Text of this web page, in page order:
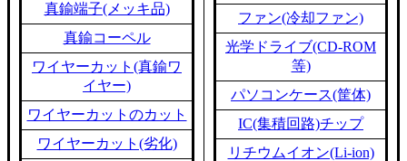
真鍮端子(メッキ品)
真鍮コーペル
ワイヤーカット(真鍮ワ
イヤー)
ワイヤーカットのカット
ワイヤーカット(劣化)
ファン(冷却ファン)
光学ドライブ(CD-ROM
等)
パソコンケース(筐体)
IC(集積回路)チップ
リチウムイオン(Li-ion)